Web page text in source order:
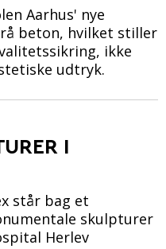
Aarhus' nye
beton, hvilket stiller
ikke
udtryk.
I
står bag et
skulpturer
Herlev